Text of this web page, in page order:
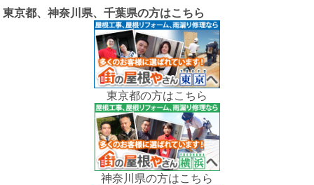
東京都、神奈川県、千葉県の方はこちら
東京都の方はこちら
神奈川県の方はこちら